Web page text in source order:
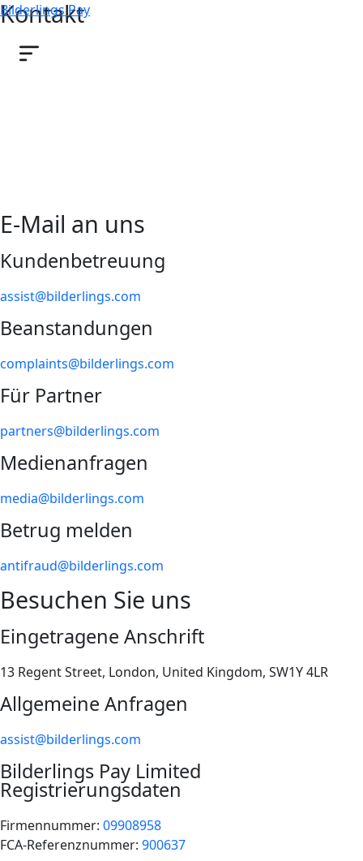
Bilderlings Pay
Kontakt
E-Mail an uns
Kundenbetreuung
assist@bilderlings.com
Beanstandungen
complaints@bilderlings.com
Für Partner
partners@bilderlings.com
Medienanfragen
media@bilderlings.com
Betrug melden
antifraud@bilderlings.com
Besuchen Sie uns
Eingetragene Anschrift
13 Regent Street, London, United Kingdom, SW1Y 4LR
Allgemeine Anfragen
assist@bilderlings.com
Bilderlings Pay Limited
Registrierungsdaten
Firmennummer: 09908958
FCA-Referenznummer: 900637